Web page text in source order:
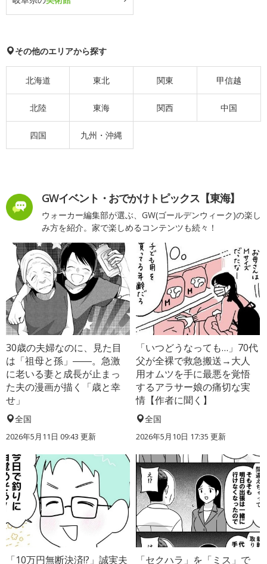
その他のエリアから探す
北海道 東北 関東 甲信越
北陸 東海 関西 中国
四国 九州・沖縄
GWイベント・おでかけトピックス【東海】
ウォーカー編集部が選ぶ、GW(ゴールデンウィーク)の楽し
み方を紹介。家で楽しめるコンテンツも続々！
30歳の夫婦なのに、見た目
は「祖母と孫」――。急激
に老いる妻と成長が止まっ
た夫の漫画が描く「歳と幸
せ」
全国
2026年5月11日 09:43 更新
「いつどうなっても…」70代
父が全裸で救急搬送→大人
用オムツを手に最悪を覚悟
するアラサー娘の痛切な実
情【作者に聞く】
全国
2026年5月10日 17:35 更新
「10万円無断決済!?」誠実夫
「セクハラ」を「ミス」で